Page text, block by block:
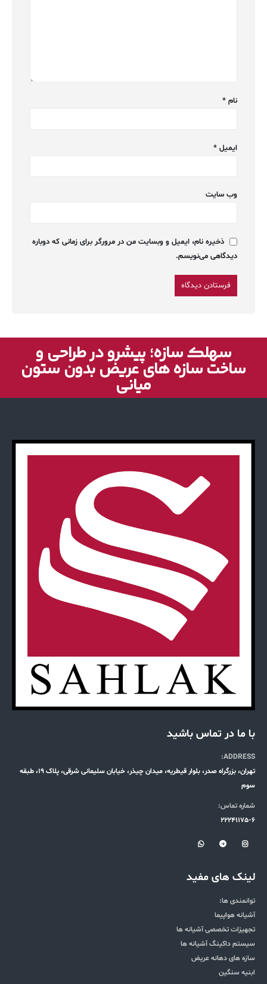
نام *
ایمیل *
وب‌ سایت
ذخیره نام، ایمیل و وبسایت من در مرورگر برای زمانی که دوباره
دیدگاهی می‌نویسم.
سهلک سازه؛ پیشرو در طراحی و
ساخت سازه های عریض بدون ستون
میانی
با ما در تماس باشید
ADDRESS:
تهران، بزرگراه صدر، بلوار قیطریه، میدان چیذر، خیابان سلیمانی شرقی، پلاک 19، طبقه
سوم
شماره تماس:
22241175-6
لینک های مفید
توانمندی ها:
آشیانه هواپیما
تجهیزات تخصصی آشیانه ها
سیستم داکینگ آشیانه ها
سازه های دهانه عریض
ابنیه سنگین